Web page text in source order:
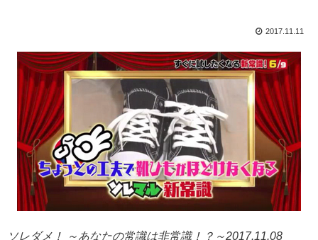
2017.11.11
ソレダメ！ ～あなたの常識は非常識！？～2017.11.08